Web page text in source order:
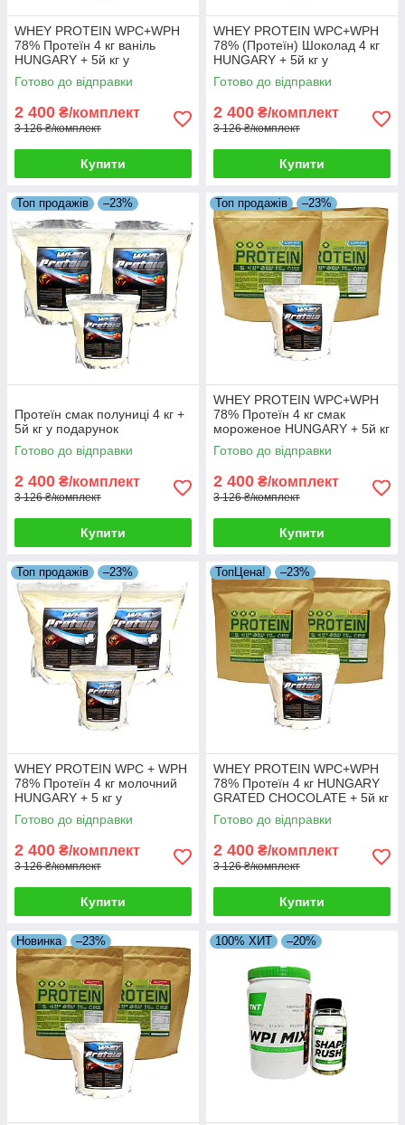
WHEY PROTEIN WPC+WPH
78% Протеїн 4 кг ваніль
HUNGARY + 5й кг у
Подарунок!
Готово до відправки
2 400 ₴/комплект
3 126 ₴/комплект
Купити
WHEY PROTEIN WPC+WPH
78% (Протеїн) Шоколад 4 кг
HUNGARY + 5й кг у
Подарунок!
Готово до відправки
2 400 ₴/комплект
3 126 ₴/комплект
Купити
Топ продажів –23%
Протеїн смак полуниці 4 кг +
5й кг у подарунок
Готово до відправки
2 400 ₴/комплект
3 126 ₴/комплект
Купити
Топ продажів –23%
WHEY PROTEIN WPC+WPH
78% Протеїн 4 кг смак
мороженое HUNGARY + 5й кг
Протеїну в Подарунок!
Готово до відправки
2 400 ₴/комплект
3 126 ₴/комплект
Купити
Топ продажів –23%
WHEY PROTEIN WPC + WPH
78% Протеїн 4 кг молочний
HUNGARY + 5 кг у
Подарунок!
Готово до відправки
2 400 ₴/комплект
3 126 ₴/комплект
Купити
ТопЦена! –23%
WHEY PROTEIN WPC+WPH
78% Протеїн 4 кг HUNGARY
GRATED CHOCOLATE + 5й кг
у Подарунок!
Готово до відправки
2 400 ₴/комплект
3 126 ₴/комплект
Купити
Новинка –23% 100% ХИТ –20%